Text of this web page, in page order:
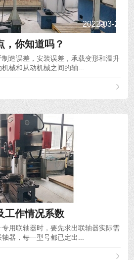
2022-03-24
，你知道吗？
造误差，安装误差，承载变形和温升
械和从动机械之间的轴...
工作情况系数
用联轴器时，要先求出联轴器实际需
器，每一型号都已定出...